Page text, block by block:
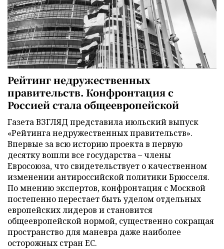
Рейтинг недружественных
правительств. Конфронтация с
Россией стала общеевропейской
Газета ВЗГЛЯД представила июльский выпуск
«Рейтинга недружественных правительств».
Впервые за всю историю проекта в первую
десятку вошли все государства – члены
Евросоюза, что свидетельствует о качественном
изменении антироссийской политики Брюсселя.
По мнению экспертов, конфронтация с Москвой
постепенно перестает быть уделом отдельных
европейских лидеров и становится
общеевропейской нормой, существенно сокращая
пространство для маневра даже наиболее
осторожных стран ЕС.